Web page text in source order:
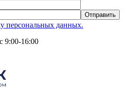
Отправить
персональных данных.
9:00-16:00